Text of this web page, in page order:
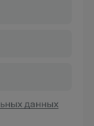
данных